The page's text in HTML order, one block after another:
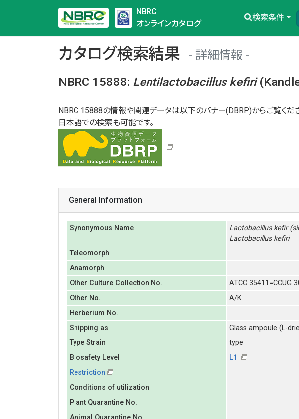
NBRC
オンラインカタログ
検索条件
カタログ検索結果
詳細情報
NBRC 15888: Lentilactobacillus kefiri
NBRC 15888の情報や関連データは以下のバナー(DBRP)からご覧くださ
日本語での検索も可能です。
General Information
Synonymous Name Lactobacillus kefir
Lactobacillus kefiri
Teleomorph
Anamorph
Other Culture Collection No.
ATCC 35411=CCUG
Other No.
A/K
Herberium No.
Shipping as
Glass ampoule (L-
Type Strain
type
Biosafety Level
L1
Restriction
Conditions of utilization
Plant Quarantine No.
Animal Quarantine No.